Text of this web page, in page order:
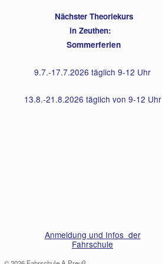
Nächster Theoriekurs
in Zeuthen:
Sommerferien
9.7.-17.7.2026 täglich 9-12 Uhr
13.8.-21.8.2026 täglich von 9-12 Uhr
Anmeldung und Infos der
Fahrschule